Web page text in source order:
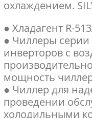
охлаждением.
● Хладагент R-
● Чиллеры серии
инверторов с
мощность
● Чиллер для
проведении
холодильными